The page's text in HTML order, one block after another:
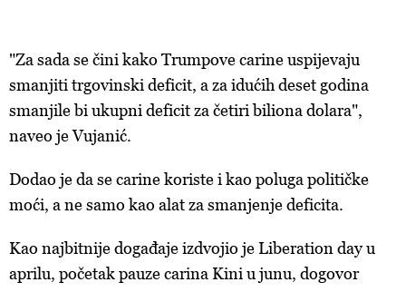
"Za sada se čini kako Trumpove carine uspijevaju
smanjiti trgovinski deficit, a za idućih deset godina
smanjile bi ukupni deficit za četiri biliona dolara",
naveo je Vujanić.
Dodao je da se carine koriste i kao poluga političke
moći, a ne samo kao alat za smanjenje deficita.
Kao najbitnije događaje izdvojio je Liberation day u
aprilu, početak pauze carina Kini u junu, dogovor